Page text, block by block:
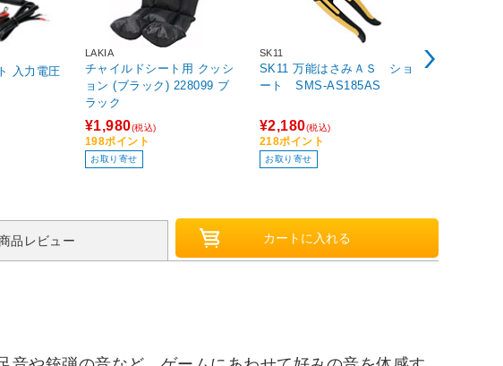
入力電圧
LAKIA
チャイルドシート用 クッシ
ョン (ブラック) 228099 ブ
ラック
¥1,980(税込)
198ポイント
お取り寄せ
SK11
SK11 万能はさみＡＳ ショ
ート SMS-AS185AS
¥2,180(税込)
218ポイント
お取り寄せ
品レビュー